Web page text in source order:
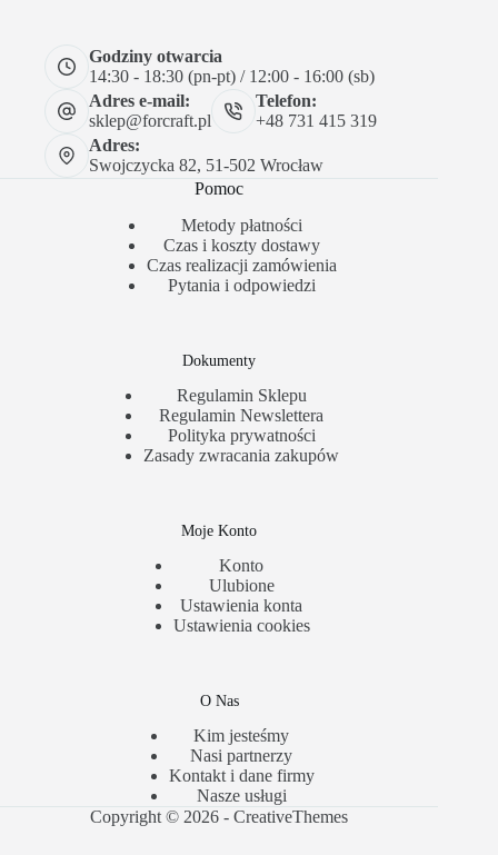
Godziny otwarcia
14:30 - 18:30 (pn-pt) / 12:00 - 16:00 (sb)
Adres e-mail:
sklep@forcraft.pl
Telefon:
+48 731 415 319
Adres:
Swojczycka 82, 51-502 Wrocław
Pomoc
Metody płatności
Czas i koszty dostawy
Czas realizacji zamówienia
Pytania i odpowiedzi
Dokumenty
Regulamin Sklepu
Regulamin Newslettera
Polityka prywatności
Zasady zwracania zakupów
Moje Konto
Konto
Ulubione
Ustawienia konta
Ustawienia cookies
O Nas
Kim jesteśmy
Nasi partnerzy
Kontakt i dane firmy
Nasze usługi
Copyright © 2026 -CreativeThemes